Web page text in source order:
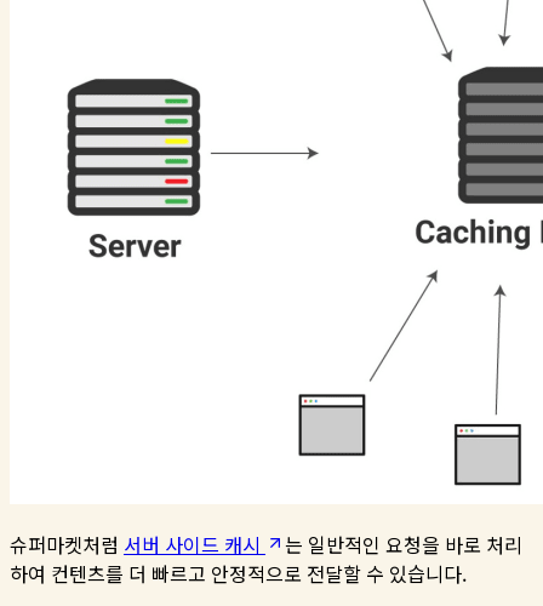
슈퍼마켓처럼 서버 사이드 캐시
는 일반적인 요청을 바로 처리
하여 컨텐츠를 더 빠르고 안정적으로 전달할 수 있습니다.